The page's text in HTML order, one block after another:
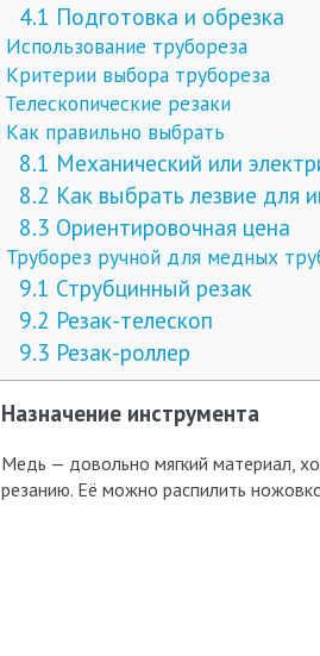
4.1 Подготовка и обрезка
Использование трубореза
Критерии выбора трубореза
Телескопические резаки
Как правильно выбрать
8.1 Механический или
8.2 Как выбрать лезвие для
8.3 Ориентировочная цена
Труборез ручной для медных
9.1 Струбцинный резак
9.2 Резак-телескоп
9.3 Резак-роллер
Назначение инструмента
Медь — довольно мягкий материал,
резанию. Её можно распилить